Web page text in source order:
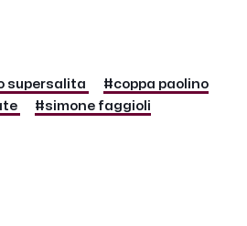
supersalita
#coppa paolino
#simone faggioli